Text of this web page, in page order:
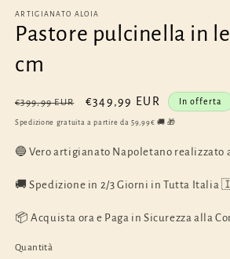
multimediali
1
in
modale
ARTIGIANATO ALOIA
Pastore pulcinella in
cm
Prezzo
di
€399,99 EUR
Prezzo
scontato
€349,99 EUR In offerta
Spedizione gratuita a partire da 59,99€ 🚚 🎁
🔵 Vero artigianato Napoletano realizzato
🚚 Spedizione in 2/3 Giorni in Tutta
📦 Acquista ora e Paga in Sicurezza alla
Quantità